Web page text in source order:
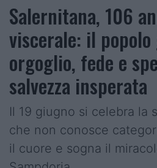
Salernitana, 106
viscerale: il
orgoglio, fede e
salvezza insperata
Il 19 giugno si celebra la
che non conosce
il cuore e sogna il